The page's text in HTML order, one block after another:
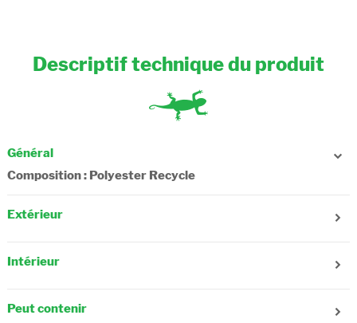
Descriptif technique du produit
Général
Composition : Polyester Recycle
Extérieur
Type de fermeture : Pression, Cordon
Intérieur
Peut contenir